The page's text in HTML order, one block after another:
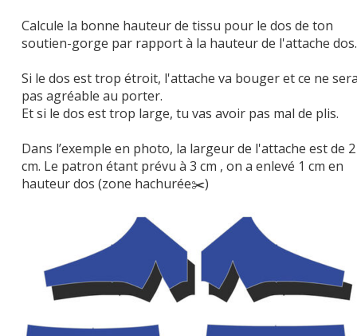
Calcule la bonne hauteur de tissu pour le dos de ton
soutien-gorge par rapport à la hauteur de l'attache dos.
Si le dos est trop étroit, l'attache va bouger et ce ne
pas agréable au porter.
Et si le dos est trop large, tu vas avoir pas mal de plis.
Dans l’exemple en photo, la largeur de l'attache est de 2
cm. Le patron étant prévu à 3 cm , on a enlevé 1 cm en
hauteur dos (zone hachurée✂️)